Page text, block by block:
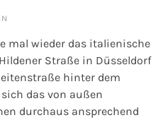
mal wieder das italienische
Straße in Düsseldorf
hinter dem
das von außen
durchaus ansprechend